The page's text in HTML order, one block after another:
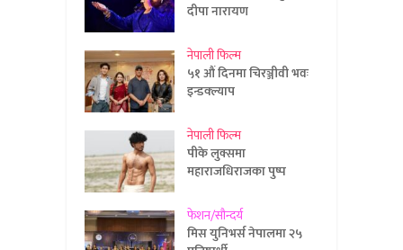
दीपा नारायण
नेपाली फिल्म
५१ औं दिनमा चिरञ्जीवी भवः
इन्डक्ल्याप
नेपाली फिल्म
पीके लुक्समा
महाराजधिराजका पुष्प
फेशन/सौन्दर्य
मिस युनिभर्स नेपालमा २५